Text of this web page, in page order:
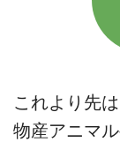
これより先
物産アニマ